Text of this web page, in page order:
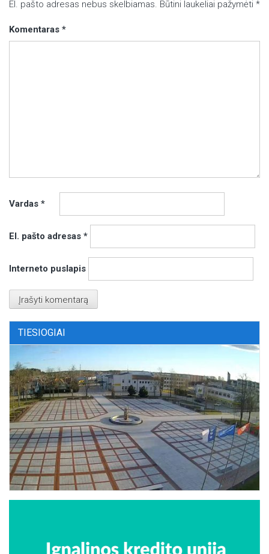
El. pašto adresas nebus skelbiamas. Būtini laukeliai pažymėti *
Komentaras *
Vardas *
El. pašto adresas *
Interneto puslapis
TIESIOGIAI